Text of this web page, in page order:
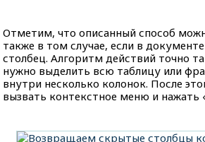
Отметим, что описанный способ
также в том случае, если в
столбец. Алгоритм действий точно
нужно выделить всю таблицу или
внутри несколько колонок. После
вызвать контекстное меню и нажать